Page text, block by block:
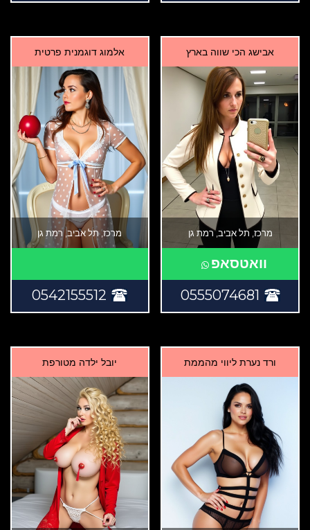
אבישג הכי שווה בארץ
מרכז, תל אביב, רמת גן
וואטסאפ
0555074681
אלמוג דוגמנית פרטית
מרכז, תל אביב, רמת גן
0542155512
ורד נערת ליווי מהממת יובל ילדה מטורפת